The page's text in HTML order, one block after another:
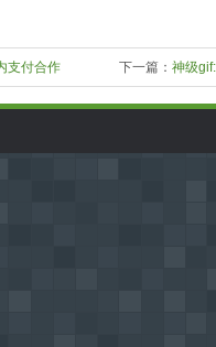
支付合作 下一篇： 神级